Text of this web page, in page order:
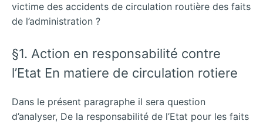
victime des accidents de circulation routière des faits
de l’administration ?
§1. Action en responsabilité contre
l’Etat En matiere de circulation rotiere
Dans le présent paragraphe il sera question
d’analyser, De la responsabilité de l’Etat pour les faits